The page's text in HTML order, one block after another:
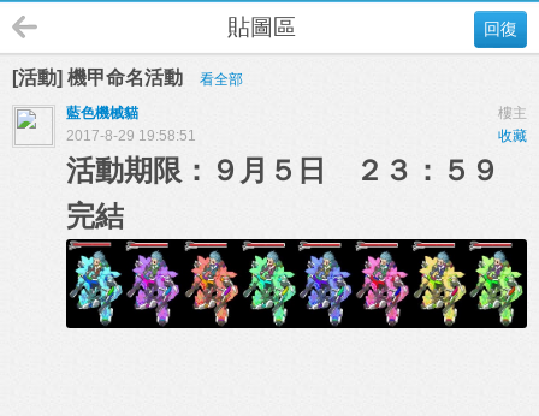
回復
貼圖區
[活動] 機甲命名活動
看全部
樓主
藍色機械貓
收藏
2017-8-29 19:58:51
活動期限：９月５日 ２３：５９
完結